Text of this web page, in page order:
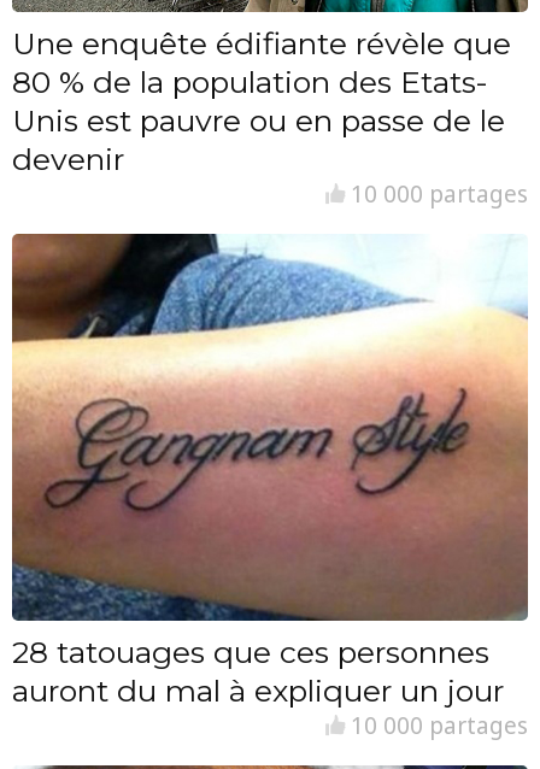
Une enquête édifiante révèle que
80 % de la population des Etats-
Unis est pauvre ou en passe de le
devenir
10 000 partages
28 tatouages que ces personnes
auront du mal à expliquer un jour
10 000 partages